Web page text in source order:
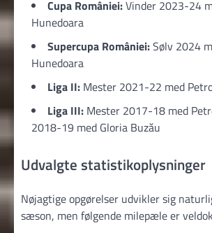
Cupa României:Vinder 2023-24
Hunedoara
Supercupa României:Sølv 2024
Hunedoara
Liga II: Mester 2021-22 med
Liga III: Mester 2017-18 med
2018-19 med Gloria Buzău
Udvalgte statistikoplysninger
Nøjagtige opgørelser udvikler sig
sæson, men følgende milepæle er